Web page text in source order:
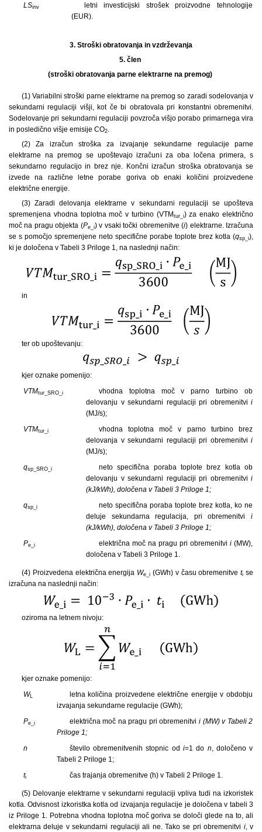
LSinv
letni investicijski strošek proizvodne tehnologije
(EUR).
3. Stroški obratovanja in vzdrževanja
5. člen
(stroški obratovanja parne elektrarne na premog)
(1) Variabilni stroški parne elektrarne na premog so zaradi sodelovanja v
sekundarni regulaciji višji, kot če bi obratovala pri konstantni obremenitvi.
Sodelovanje pri sekundarni regulaciji povzroča višjo porabo primarnega vira
in posledično višje emisije CO2
(2) Za izračun stroška za izvajanje sekundarne regulacije parne
elektrarne na premog se upoštevajo izračuni za oba ločena primera, s
sekundarno regulacijo in brez nje. Končni izračun stroška obratovanja se
izvede na različne letne porabe goriva ob enaki količini proizvedene
električne energije.
(3) Zaradi delovanja elektrarne v sekundarni regulaciji se upošteva
spremenjena vhodna toplotna moč v turbino (VTMtur_i) za enako električno
moč na pragu objekta (Pe_i) v vsaki točki obremenitve (i) elektrarne. Izračuna
se s pomočjo spremenjene neto specifične porabe toplote brez kotla (qsp_i),
ki je določena v Tabeli 3 Priloge 1, na naslednji način:
in
ter ob upoštevanju:
kjer oznake pomenijo:
VTMtur_SRO_i
vhodna toplotna moč v parno turbino ob
delovanju v sekundarni regulaciji pri obremenitvi i
(MJ/s);
VTMtur_i
vhodna toplotna moč v parno turbino brez
delovanja v sekundarni regulaciji pri obremenitvi i
(MJ/s);
qsp_SRO_i
neto specifična poraba toplote brez kotla ob
delovanju v sekundarni regulaciji pri obremenitvi i
(kJ/kWh), določena v Tabeli 3 Priloge 1;
qsp_i
neto specifična poraba toplote brez kotla, ko ne
deluje sekundarna regulacija, pri obremenitvi i
(kJ/kWh), določena v Tabeli 3 Priloge 1;
Pe_i električna moč na pragu pri obremenitvi i (MW),
določena v Tabeli 3 Priloge 1.
(4) Proizvedena električna energija We_i (GWh) v času obremenitveti se
izračuna na naslednji način:
oziroma na letnem nivoju:
kjer oznake pomenijo:
WL
letna količina proizvedene električne energije v obdobju
izvajanja sekundarne regulacije (GWh);
Pe_i električna moč na pragu pri obremenitvi i (MW) v Tabeli 2
Priloge 1;
n
število obremenitvenih stopnic od i=1 do n , določeno v
Tabeli 2 Priloge 1;
ti čas trajanja obremenitve (h) v Tabeli 2 Priloge 1.
(5) Delovanje elektrarne v sekundarni regulaciji vpliva tudi na izkoristek
kotla. Odvisnost izkoristka kotla od izvajanja regulacije je določena v tabeli 3
iz Priloge 1. Potrebna vhodna toplotna moč goriva se določi glede na to, ali
elektrarna deluje v sekundarni regulaciji ali ne. Tako se pri obremenitvi i, v